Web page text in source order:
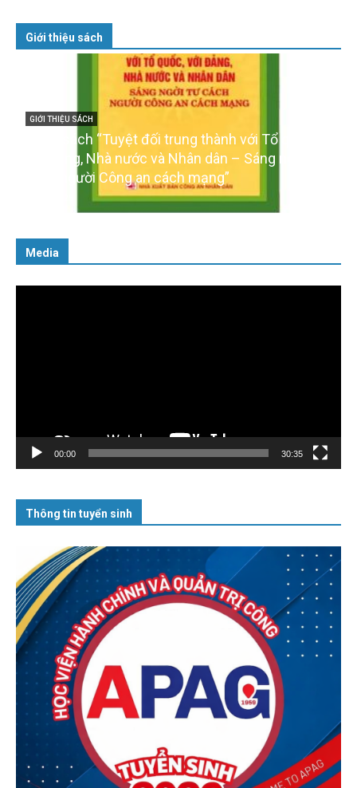
Giới thiệu sách
GIỚI THIỆU SÁCH
Ra mắt ba cuốn sách
của Đảng
16/01/2026
trung thành với Tổ quốc,
và Nhân dân – Sáng ngời tư
cách mạng”
Media
00:00 30:35
Thông tin tuyển sinh